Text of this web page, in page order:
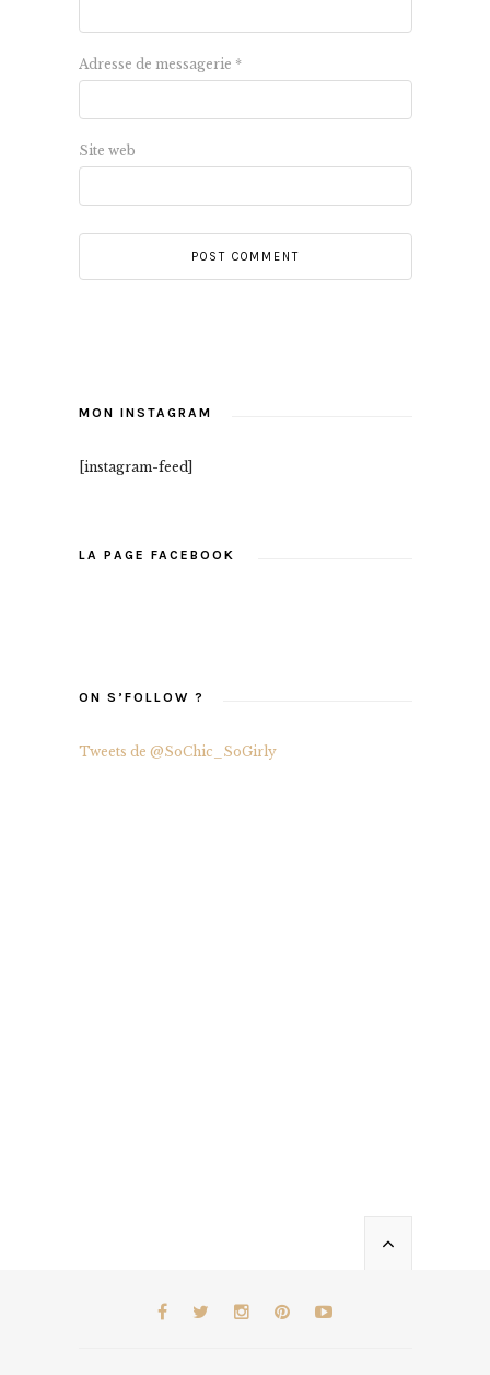
Adresse de messagerie *
Site web
MON INSTAGRAM
[instagram-feed]
LA PAGE FACEBOOK
ON S’FOLLOW ?
Tweets de @SoChic_SoGirly